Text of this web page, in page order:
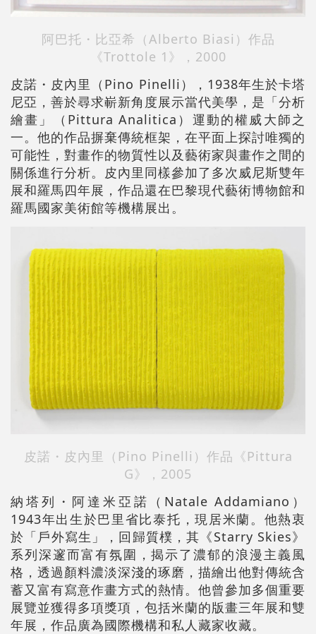
阿巴托・比亞希（Alberto Biasi）作品
《Trottole 1》，2000
皮諾・皮內里（Pino Pinelli），1938年生於卡塔
尼亞，善於尋求嶄新角度展示當代美學，是「分析
繪畫」（Pittura Analitica）運動的權威大師之
一。他的作品摒棄傳統框架，在平面上探討唯獨的
可能性，對畫作的物質性以及藝術家與畫作之間的
關係進行分析。皮內里同樣參加了多次威尼斯雙年
展和羅馬四年展，作品還在巴黎現代藝術博物館和
羅馬國家美術館等機構展出。
皮諾・皮內里（Pino Pinelli） 作品《Pittura
G》，2005
納塔列・阿達米亞諾（Natale Addamiano）
1943年出生於巴里省比泰托，現居米蘭。他熱衷
於「戶外寫生」，回歸質樸，其《Starry Skies》
系列深邃而富有氛圍，揭示了濃郁的浪漫主義風
格，透過顏料濃淡深淺的琢磨，描繪出他對傳統含
蓄又富有寫意作畫方式的熱情。他曾參加多個重要
展覽並獲得多項獎項，包括米蘭的版畫三年展和雙
年展，作品廣為國際機構和私人藏家收藏。